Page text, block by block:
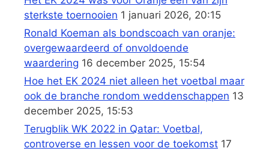
sterkste toernooien 1 januari 2026, 20:15
Ronald Koeman als bondscoach van oranje:
overgewaardeerd of onvoldoende
waardering 16 december 2025, 15:54
Hoe het EK 2024 niet alleen het voetbal maar
ook de branche rondom weddenschappen 13
december 2025, 15:53
Terugblik WK 2022 in Qatar: Voetbal,
controverse en lessen voor de toekomst 17